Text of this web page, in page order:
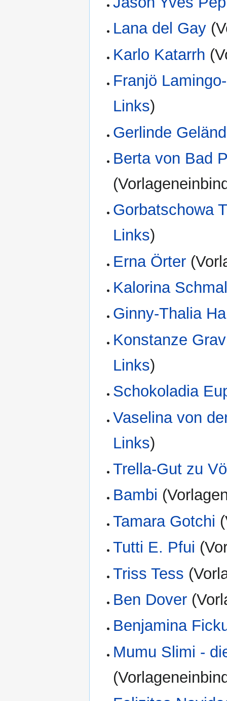
Lana del Gay
Karlo Katarrh
Franjö
Links)
Gerlinde
Berta von Bad
Gorbatschowa
Links)
Erna Örter
Kalorina
Ginny-Thalia
Konstanze
Links)
Schokoladia
Vaselina von
Links)
Trella-Gut zu
Bambi
Tamara Gotchi
Tutti E. Pfui
Triss Tess
Ben Dover
Benjamina
Mumu Slimi -